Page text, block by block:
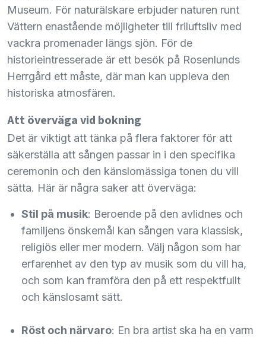
Museum. För naturälskare erbjuder naturen runt
Vättern enastående möjligheter till friluftsliv med
vackra promenader längs sjön. För de
historieintresserade är ett besök på Rosenlunds
Herrgård ett måste, där man kan uppleva den
historiska atmosfären.
Att överväga vid bokning
Det är viktigt att tänka på flera faktorer för att
säkerställa att sången passar in i den specifika
ceremonin och den känslomässiga tonen du vill
sätta. Här är några saker att överväga:
Stil på musik: Beroende på den avlidnes och
familjens önskemål kan sången vara klassisk,
religiös eller mer modern. Välj någon som har
erfarenhet av den typ av musik som du vill ha,
och som kan framföra den på ett respektfullt
och känslosamt sätt.
Röst och närvaro: En bra artist ska ha en varm